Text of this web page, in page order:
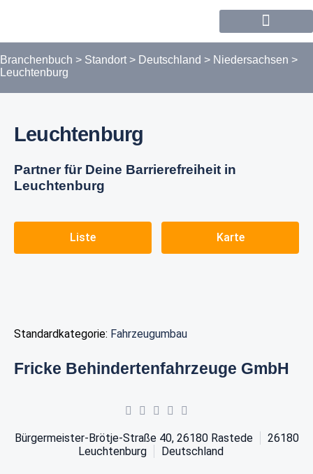
Branchenbuch > Standort > Deutschland > Niedersachsen >
Leuchtenburg
Leuchtenburg
Partner für Deine Barrierefreiheit in
Leuchtenburg
Liste Karte
Standardkategorie: Fahrzeugumbau
Fricke Behindertenfahrzeuge GmbH
Bürgermeister-Brötje-Straße 40, 26180 Rastede
26180
Leuchtenburg
Deutschland